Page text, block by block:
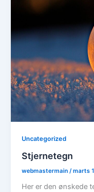
Uncategorized
Stjernetegn
webmastermain /marts
Her er den ønskede